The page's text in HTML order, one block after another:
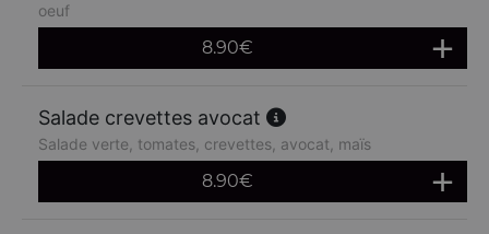
oeuf
8.90€
Salade crevettes avocat
Salade verte, tomates, crevettes, avocat, maïs
8.90€